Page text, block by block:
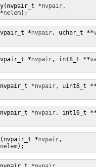
*nvpair,
nelem);
*nvpair, uchar_t **
*nvpair, int8_t **
*nvpair, uint8_t
*nvpair, int16_t
*nvpair,
nelem);